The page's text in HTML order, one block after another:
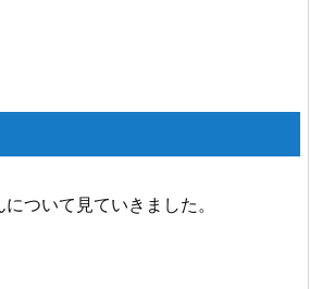
ついて見ていきました。